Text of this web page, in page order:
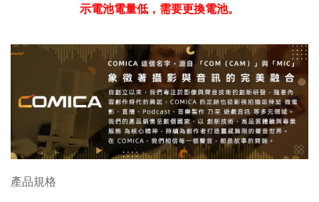
示電池電量低，需要更換電池。
產品規格